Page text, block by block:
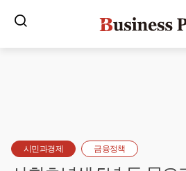
시민과경제 금융정책